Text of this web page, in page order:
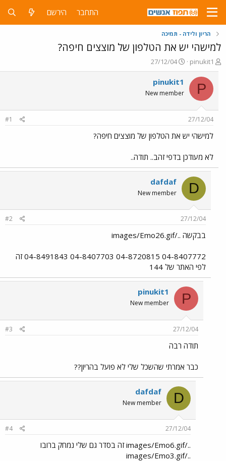
התחבר הירשם
הריון ולידה - תמיכה
למישהי יש את הטלפון של מוצצים חיפה?
פ
ו
ת
ח
ה
ש
א
pinukit1
פ
ו
ר
ס
ם
ר
27/12/04
P
pinukit1
New member
27/12/04
#1
למישהי יש את הטלפון של מוצצים חיפה?
לא מעודכן בדפי זהב.. תודה..
D
dafdaf
New member
27/12/04
#2
בבקשה ../images/Emo26.gif
04-8407772 04-8720815 04-8407703 04-8491843 זה
לפי האתר של 144
P
pinukit1
New member
27/12/04
#3
תודה רבה
כבר אמרתי שהשכל שלי לא פועל בהריון??
D
dafdaf
New member
27/12/04
#4
../images/Emo6.gif זה בסדר גם שלי נמחק ברובו
../images/Emo3.gif